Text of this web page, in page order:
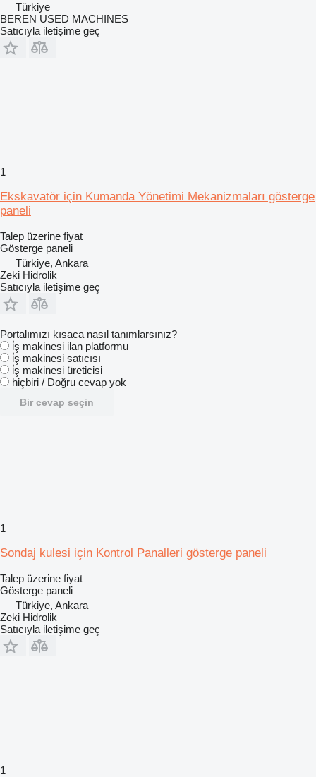
Türkiye
BEREN USED MACHINES
Satıcıyla iletişime geç
1
Ekskavatör için Kumanda Yönetimi Mekanizmaları gösterge
paneli
Talep üzerine fiyat
Gösterge paneli
Türkiye, Ankara
Zeki Hidrolik
Satıcıyla iletişime geç
Portalımızı kısaca nasıl tanımlarsınız?
i̇ş makinesi ilan platformu
i̇ş makinesi satıcısı
i̇ş makinesi üreticisi
hiçbiri / Doğru cevap yok
Bir cevap seçin
1
Sondaj kulesi için Kontrol Panalleri gösterge paneli
Talep üzerine fiyat
Gösterge paneli
Türkiye, Ankara
Zeki Hidrolik
Satıcıyla iletişime geç
1